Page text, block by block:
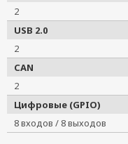
2
USB 2.0
2
CAN
2
Цифровые (GPIO)
8 входов / 8 выходов